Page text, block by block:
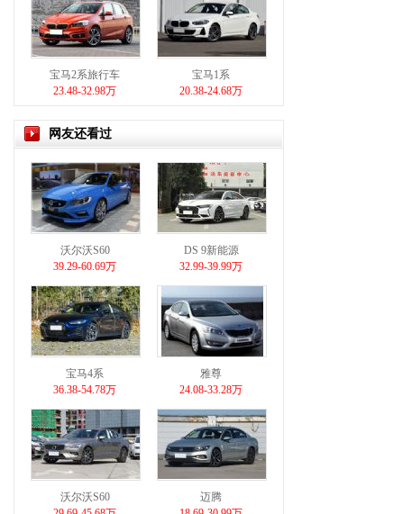
宝马2系旅行车
23.48-32.98万
宝马1系
20.38-24.68万
网友还看过
沃尔沃S60
39.29-60.69万
DS 9新能源
32.99-39.99万
宝马4系
36.38-54.78万
雅尊
24.08-33.28万
沃尔沃S60
迈腾